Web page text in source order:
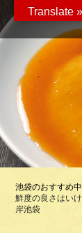
池袋のおすすめ
鮮度の良さはい
岸池袋
Translate »